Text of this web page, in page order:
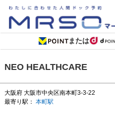
または
NEO HEALTHCARE
大阪府 大阪市中央区南本町3-3-22
最寄り駅： 本町駅